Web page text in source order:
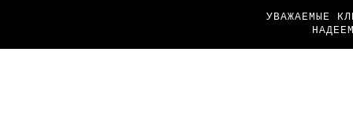
УВАЖАЕМЫЕ